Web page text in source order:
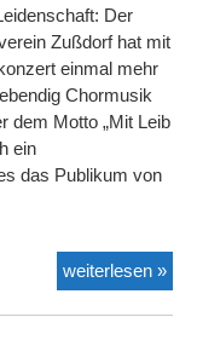
Der
Zußdorf hat mit
einmal mehr
Chormusik
dem Motto „Mit Leib
ein
das Publikum von
weiterlesen »Mit
Leib
und